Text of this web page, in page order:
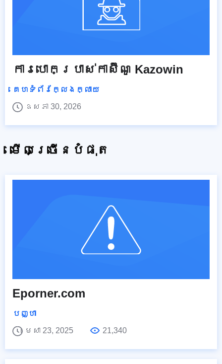
ការបោកប្រាស់កាស៊ីណូ Kazowin
គេហទំព័រក្លែងក្លាយ
ឧសភា 30, 2026
មើលច្រើនបំផុត
Eporner.com
បញ្ហា
មេសា 23, 2025
21,340